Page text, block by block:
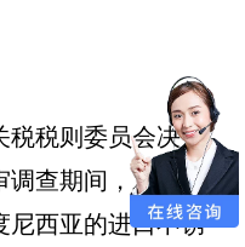
税税则委员会决
调查期间，对原产
尼西亚的进口不锈